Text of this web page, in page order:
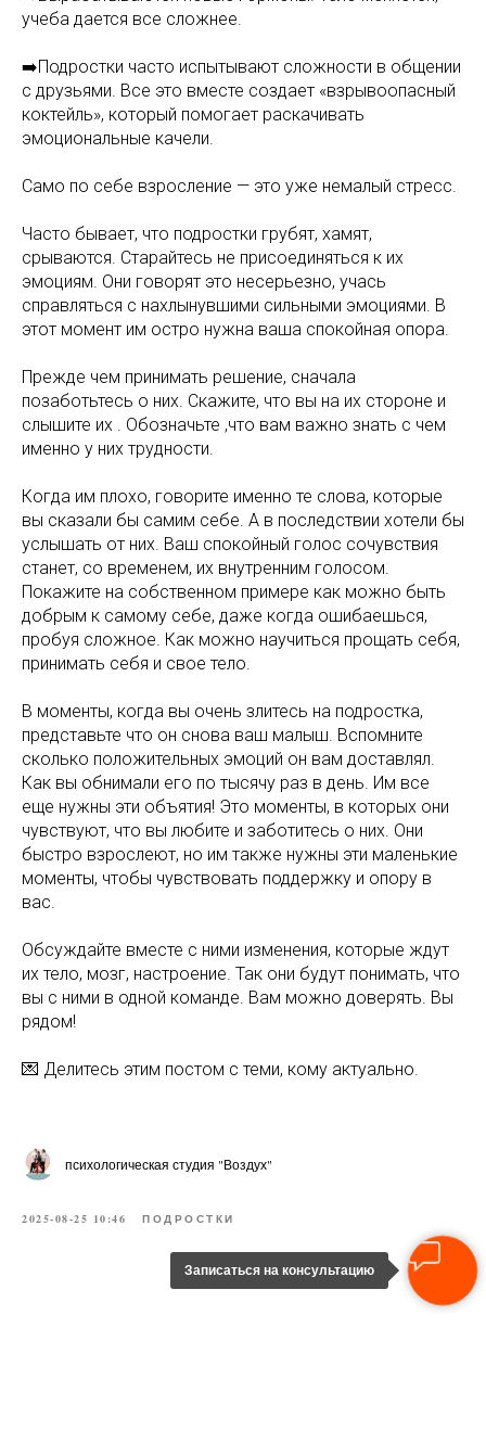
Записаться на консультацию
учеба дается все сложнее.
➡️Подростки часто испытывают сложности в общении
с друзьями. Все это вместе создает «взрывоопасный
коктейль», который помогает раскачивать
эмоциональные качели.
Само по себе взросление — это уже немалый стресс.
Часто бывает, что подростки грубят, хамят,
срываются. Старайтесь не присоединяться к их
эмоциям. Они говорят это несерьезно, учась
справляться с нахлынувшими сильными эмоциями. В
этот момент им остро нужна ваша спокойная опора.
Прежде чем принимать решение, сначала
позаботьтесь о них. Скажите, что вы на их стороне и
слышите их . Обозначьте ,что вам важно знать с чем
именно у них трудности.
Когда им плохо, говорите именно те слова, которые
вы сказали бы самим себе. А в последствии хотели бы
услышать от них. Ваш спокойный голос сочувствия
станет, со временем, их внутренним голосом.
Покажите на собственном примере как можно быть
добрым к самому себе, даже когда ошибаешься,
пробуя сложное. Как можно научиться прощать себя,
принимать себя и свое тело.
В моменты, когда вы очень злитесь на подростка,
представьте что он снова ваш малыш. Вспомните
сколько положительных эмоций он вам доставлял.
Как вы обнимали его по тысячу раз в день. Им все
еще нужны эти объятия! Это моменты, в которых они
чувствуют, что вы любите и заботитесь о них. Они
быстро взрослеют, но им также нужны эти маленькие
моменты, чтобы чувствовать поддержку и опору в
вас.
Обсуждайте вместе с ними изменения, которые ждут
их тело, мозг, настроение. Так они будут понимать, что
вы с ними в одной команде. Вам можно доверять. Вы
рядом!
💌 Делитесь этим постом с теми, кому актуально.
психологическая студия "Воздух"
2025-08-25 10:46 ПОДРОСТКИ